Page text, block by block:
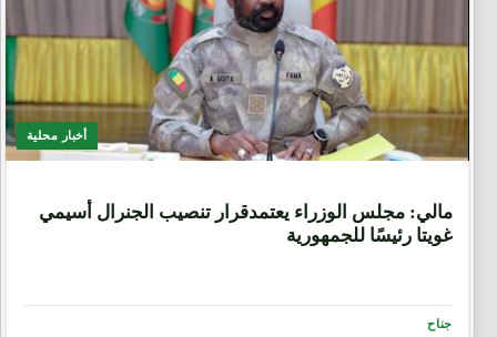
أخبار محلية
مالي: مجلس الوزراء يعتمدقرار تنصيب الجنرال أسيمي
غويتا رئيسًا للجمهورية
جناح